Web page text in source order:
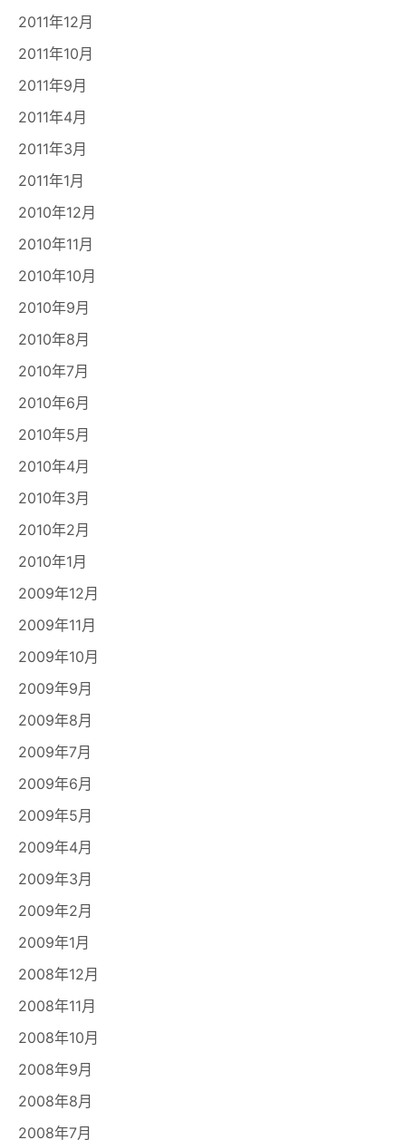
2011年12月
2011年10月
2011年9月
2011年4月
2011年3月
2011年1月
2010年12月
2010年11月
2010年10月
2010年9月
2010年8月
2010年7月
2010年6月
2010年5月
2010年4月
2010年3月
2010年2月
2010年1月
2009年12月
2009年11月
2009年10月
2009年9月
2009年8月
2009年7月
2009年6月
2009年5月
2009年4月
2009年3月
2009年2月
2009年1月
2008年12月
2008年11月
2008年10月
2008年9月
2008年8月
2008年7月